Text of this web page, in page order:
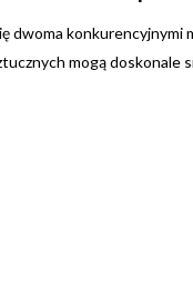
dwoma konkurencyjnymi
mogą doskonale